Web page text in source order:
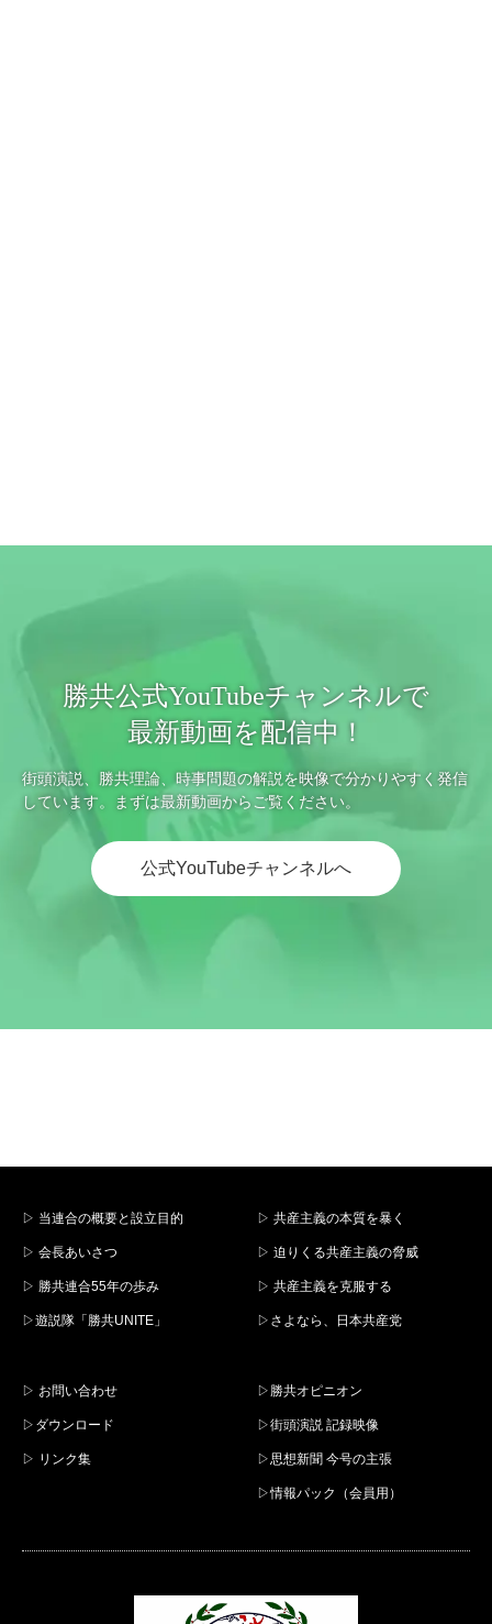
勝共公式YouTubeチャンネルで
最新動画を配信中！
街頭演説、勝共理論、時事問題の解説を映像で分かりやすく発信
しています。まずは最新動画からご覧ください。
公式YouTubeチャンネルへ
▷ 当連合の概要と設立目的
▷ 会長あいさつ
▷ 勝共連合55年の歩み
▷遊説隊「勝共UNITE」
▷ 共産主義の本質を暴く
▷ 迫りくる共産主義の脅威
▷ 共産主義を克服する
▷さよなら、日本共産党
▷ お問い合わせ
▷ダウンロード
▷ リンク集
▷勝共オピニオン
▷街頭演説 記録映像
▷思想新聞 今号の主張
▷情報パック（会員用）